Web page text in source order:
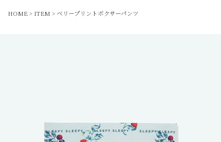
HOME ITEM ベリープリントボクサーパンツ